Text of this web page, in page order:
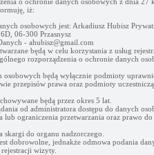
iż:
osobowych jest: Arkadiusz Hubisz
06-300 Przasnysz
- ahubisz@gmail.com
będą w celu korzystania z usług
rozporządzenia o ochronie danych
osobowych będą wyłącznie podmioty
przepisów prawa oraz podmioty
będą przez okres 5 lat.
od administratora dostępu do danych
lub ograniczenia przetwarzania oraz prawo do
skargi do organu nadzorczego.
dobrowolne, jednakże odmowa podania
wizyty.